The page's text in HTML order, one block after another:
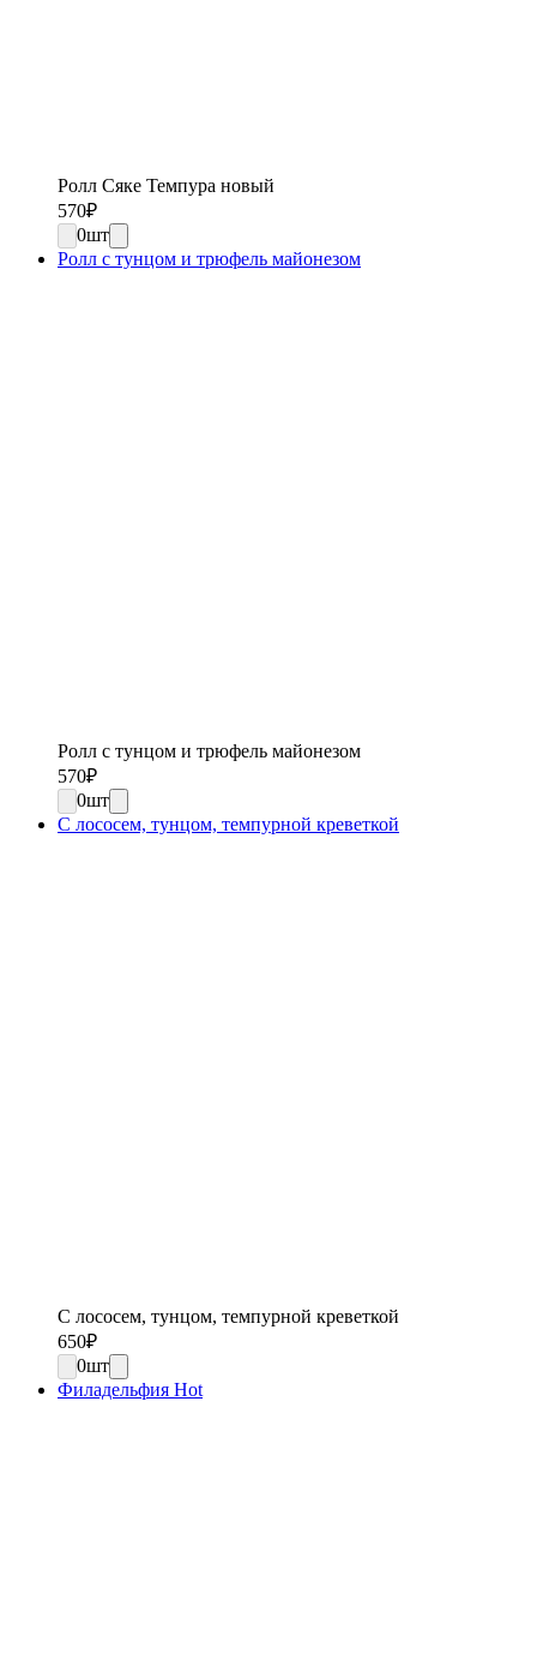
Ролл Сяке Темпура новый
570₽
0шт
Ролл с тунцом и трюфель майонезом
Ролл с тунцом и трюфель майонезом
570₽
0шт
С лососем, тунцом, темпурной креветкой
С лососем, тунцом, темпурной креветкой
650₽
0шт
Филадельфия Hot